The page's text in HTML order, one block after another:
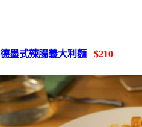
德墨式辣腸義大利麵 $210